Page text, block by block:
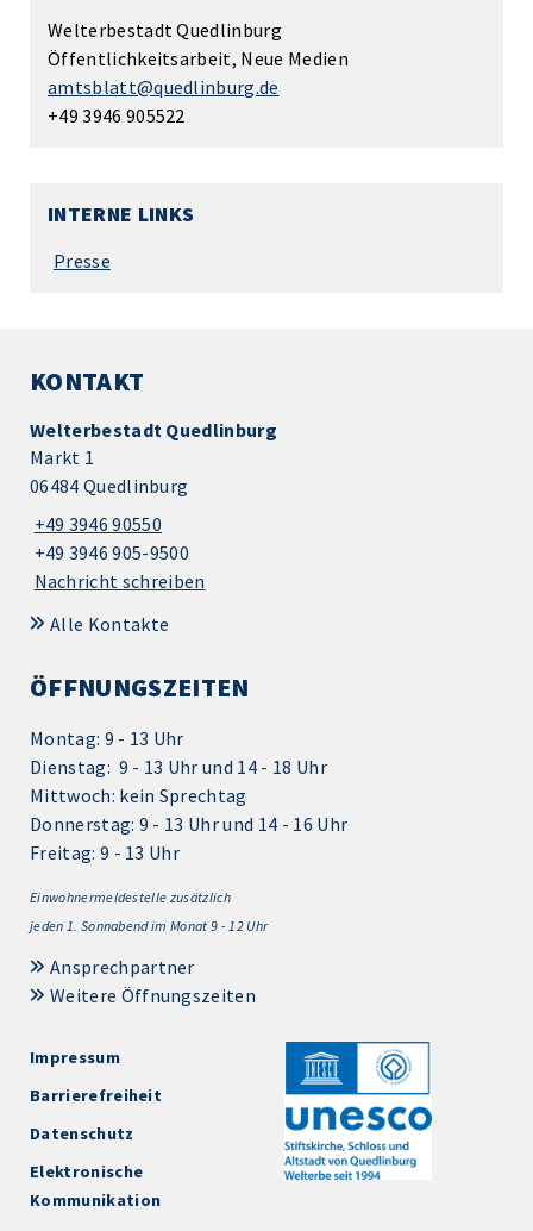
Welterbestadt Quedlinburg
Öffentlichkeitsarbeit, Neue Medien
amtsblatt@quedlinburg.de
+49 3946 905522
INTERNE LINKS
Presse
KONTAKT
Welterbestadt Quedlinburg
Markt 1
06484 Quedlinburg
+49 3946 90550
+49 3946 905-9500
Nachricht schreiben
Alle Kontakte
ÖFFNUNGSZEITEN
Montag: 9 - 13 Uhr
Dienstag: 9 - 13 Uhr und 14 - 18 Uhr
Mittwoch: kein Sprechtag
Donnerstag: 9 - 13 Uhr und 14 - 16 Uhr
Freitag: 9 - 13 Uhr
Einwohnermeldestelle zusätzlich
jeden 1. Sonnabend im Monat 9 - 12 Uhr
Ansprechpartner
Weitere Öffnungszeiten
Impressum
Barrierefreiheit
Datenschutz
Elektronische
Kommunikation